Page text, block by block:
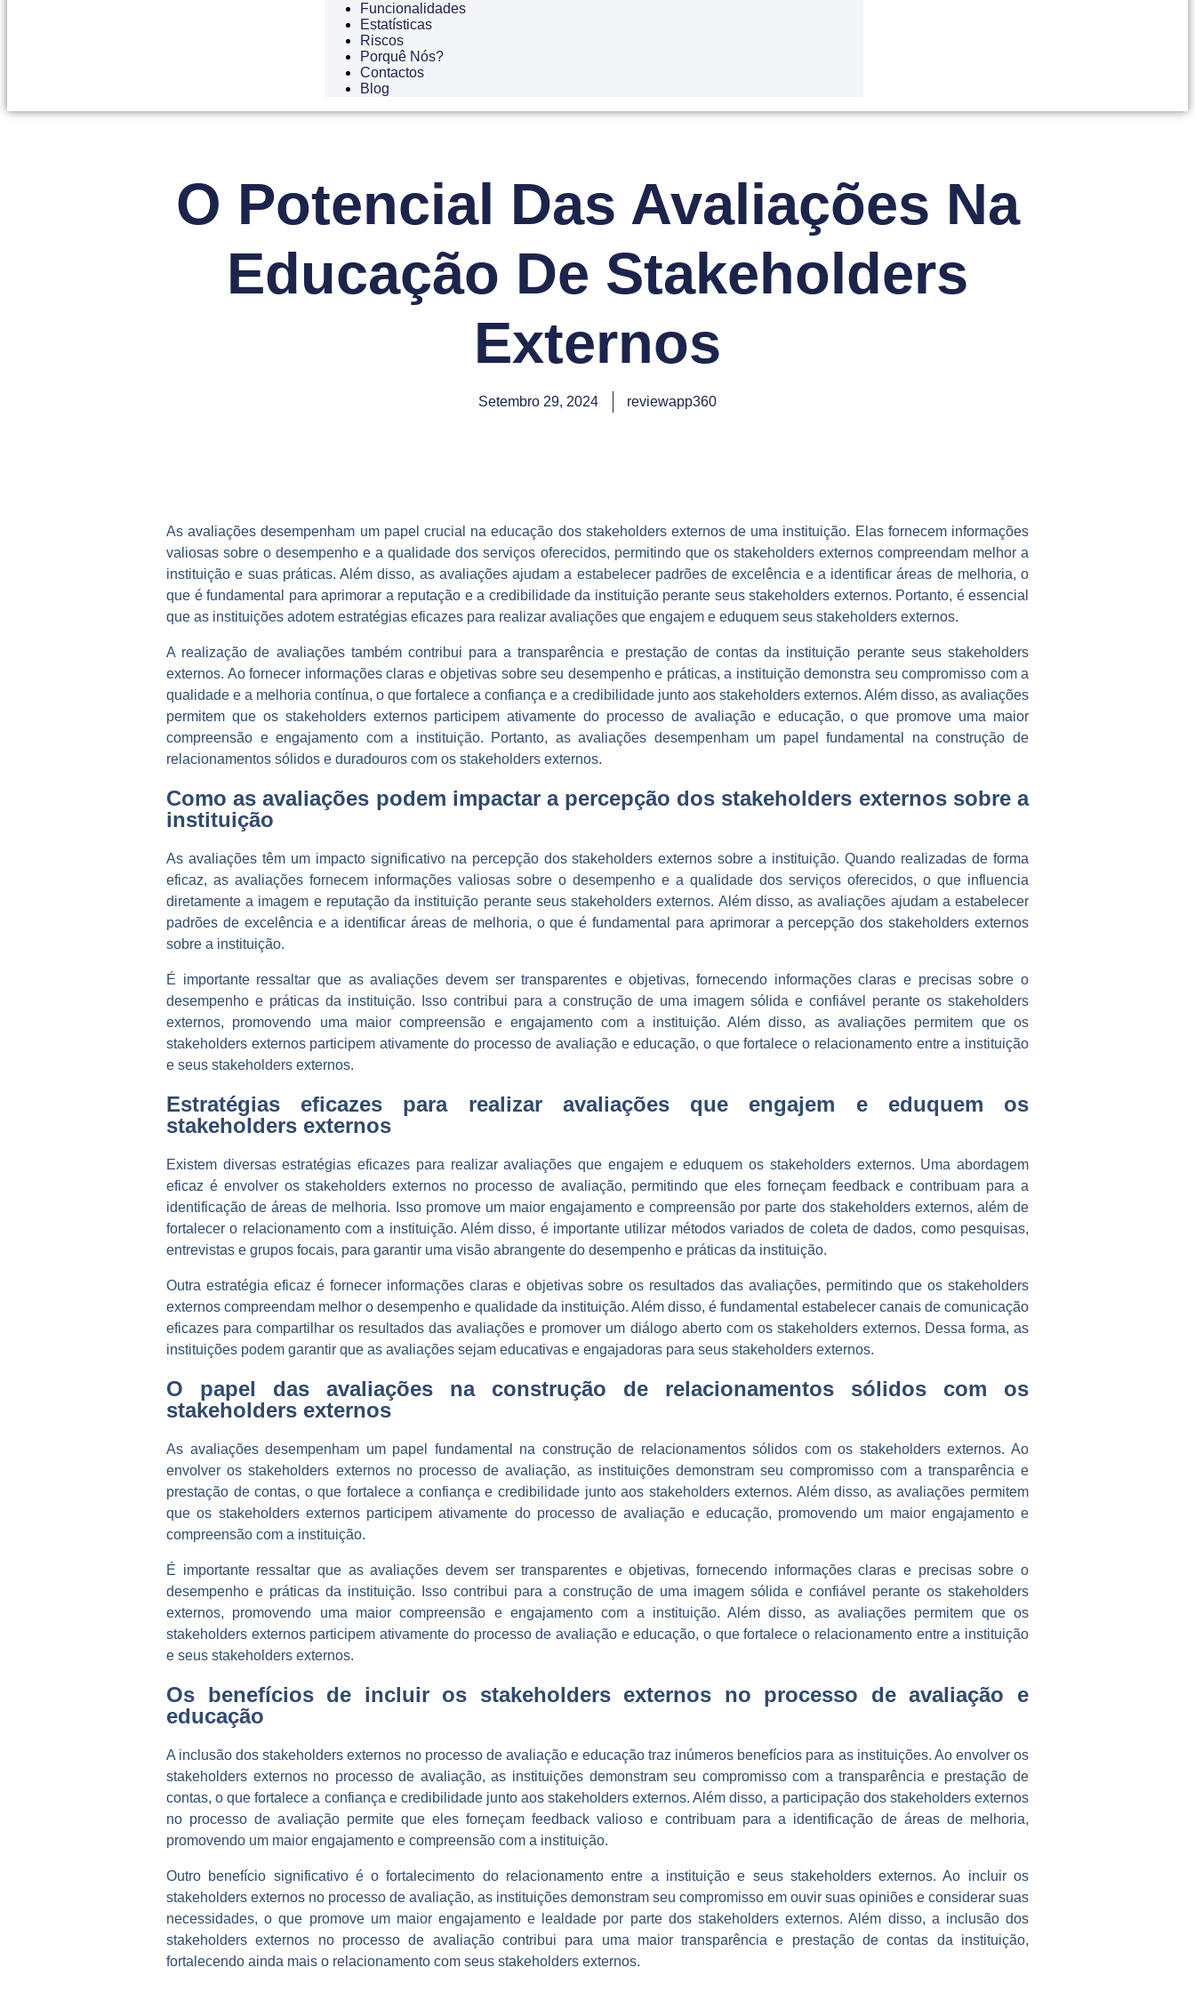
Funcionalidades
Estatísticas
Riscos
Porquê Nós?
Contactos
Blog
O Potencial Das Avaliações Na
Educação De Stakeholders
Externos
Setembro 29, 2024 reviewapp360
As avaliações desempenham um papel crucial na educação dos stakeholders externos de uma instituição. Elas fornecem informações
valiosas sobre o desempenho e a qualidade dos serviços oferecidos, permitindo que os stakeholders externos compreendam melhor a
instituição e suas práticas. Além disso, as avaliações ajudam a estabelecer padrões de excelência e a identificar áreas de melhoria, o
que é fundamental para aprimorar a reputação e a credibilidade da instituição perante seus stakeholders externos. Portanto, é essencial
que as instituições adotem estratégias eficazes para realizar avaliações que engajem e eduquem seus stakeholders externos.
A realização de avaliações também contribui para a transparência e prestação de contas da instituição perante seus stakeholders
externos. Ao fornecer informações claras e objetivas sobre seu desempenho e práticas, a instituição demonstra seu compromisso com a
qualidade e a melhoria contínua, o que fortalece a confiança e a credibilidade junto aos stakeholders externos. Além disso, as avaliações
permitem que os stakeholders externos participem ativamente do processo de avaliação e educação, o que promove uma maior
compreensão e engajamento com a instituição. Portanto, as avaliações desempenham um papel fundamental na construção de
relacionamentos sólidos e duradouros com os stakeholders externos.
Como as avaliações podem impactar a percepção dos stakeholders externos sobre a
instituição
As avaliações têm um impacto significativo na percepção dos stakeholders externos sobre a instituição. Quando realizadas de forma
eficaz, as avaliações fornecem informações valiosas sobre o desempenho e a qualidade dos serviços oferecidos, o que influencia
diretamente a imagem e reputação da instituição perante seus stakeholders externos. Além disso, as avaliações ajudam a estabelecer
padrões de excelência e a identificar áreas de melhoria, o que é fundamental para aprimorar a percepção dos stakeholders externos
sobre a instituição.
É importante ressaltar que as avaliações devem ser transparentes e objetivas, fornecendo informações claras e precisas sobre o
desempenho e práticas da instituição. Isso contribui para a construção de uma imagem sólida e confiável perante os stakeholders
externos, promovendo uma maior compreensão e engajamento com a instituição. Além disso, as avaliações permitem que os
stakeholders externos participem ativamente do processo de avaliação e educação, o que fortalece o relacionamento entre a instituição
e seus stakeholders externos.
Estratégias eficazes para realizar avaliações que engajem e eduquem os
stakeholders externos
Existem diversas estratégias eficazes para realizar avaliações que engajem e eduquem os stakeholders externos. Uma abordagem
eficaz é envolver os stakeholders externos no processo de avaliação, permitindo que eles forneçam feedback e contribuam para a
identificação de áreas de melhoria. Isso promove um maior engajamento e compreensão por parte dos stakeholders externos, além de
fortalecer o relacionamento com a instituição. Além disso, é importante utilizar métodos variados de coleta de dados, como pesquisas,
entrevistas e grupos focais, para garantir uma visão abrangente do desempenho e práticas da instituição.
Outra estratégia eficaz é fornecer informações claras e objetivas sobre os resultados das avaliações, permitindo que os stakeholders
externos compreendam melhor o desempenho e qualidade da instituição. Além disso, é fundamental estabelecer canais de comunicação
eficazes para compartilhar os resultados das avaliações e promover um diálogo aberto com os stakeholders externos. Dessa forma, as
instituições podem garantir que as avaliações sejam educativas e engajadoras para seus stakeholders externos.
O papel das avaliações na construção de relacionamentos sólidos com os
stakeholders externos
As avaliações desempenham um papel fundamental na construção de relacionamentos sólidos com os stakeholders externos. Ao
envolver os stakeholders externos no processo de avaliação, as instituições demonstram seu compromisso com a transparência e
prestação de contas, o que fortalece a confiança e credibilidade junto aos stakeholders externos. Além disso, as avaliações permitem
que os stakeholders externos participem ativamente do processo de avaliação e educação, promovendo um maior engajamento e
compreensão com a instituição.
É importante ressaltar que as avaliações devem ser transparentes e objetivas, fornecendo informações claras e precisas sobre o
desempenho e práticas da instituição. Isso contribui para a construção de uma imagem sólida e confiável perante os stakeholders
externos, promovendo uma maior compreensão e engajamento com a instituição. Além disso, as avaliações permitem que os
stakeholders externos participem ativamente do processo de avaliação e educação, o que fortalece o relacionamento entre a instituição
e seus stakeholders externos.
Os benefícios de incluir os stakeholders externos no processo de avaliação e
educação
A inclusão dos stakeholders externos no processo de avaliação e educação traz inúmeros benefícios para as instituições. Ao envolver os
stakeholders externos no processo de avaliação, as instituições demonstram seu compromisso com a transparência e prestação de
contas, o que fortalece a confiança e credibilidade junto aos stakeholders externos. Além disso, a participação dos stakeholders externos
no processo de avaliação permite que eles forneçam feedback valioso e contribuam para a identificação de áreas de melhoria,
promovendo um maior engajamento e compreensão com a instituição.
Outro benefício significativo é o fortalecimento do relacionamento entre a instituição e seus stakeholders externos. Ao incluir os
stakeholders externos no processo de avaliação, as instituições demonstram seu compromisso em ouvir suas opiniões e considerar suas
necessidades, o que promove um maior engajamento e lealdade por parte dos stakeholders externos. Além disso, a inclusão dos
stakeholders externos no processo de avaliação contribui para uma maior transparência e prestação de contas da instituição,
fortalecendo ainda mais o relacionamento com seus stakeholders externos.